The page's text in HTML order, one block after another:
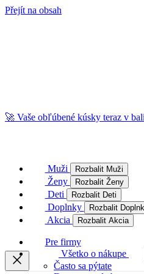
Přejít na obsah
🚀 Vaše obľúbené kúsky teraz v
Muži Rozbalit Muži
Ženy Rozbalit Ženy
Deti Rozbalit Deti
Doplnky Rozbalit
Akcia Rozbalit Akcia
Pre firmy
Všetko o nákupe
Často sa pýtate